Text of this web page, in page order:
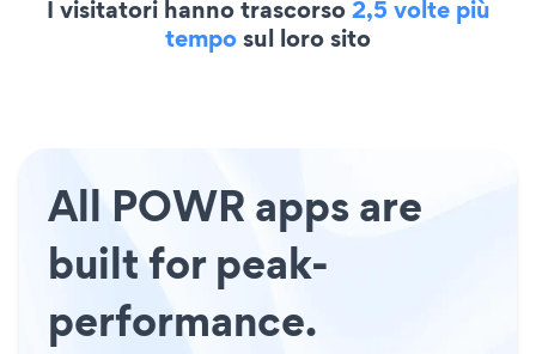
I visitatori hanno trascorso2,5 volte più
temposul loro sito
All POWR apps are
built for peak-
performance.